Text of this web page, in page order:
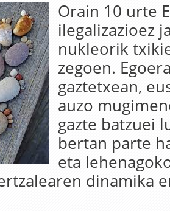
Orain 10 urte
ilegalizazioez
nukleorik
zegoen.
gaztetxean,
auzo
gazte batzuei
bertan parte
eta
dinamika